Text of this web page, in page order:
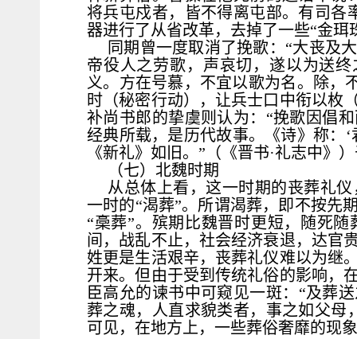
将兵屯戍者，皆不得离屯部。有司各
器进行了从省改革，去掉了一些“金
同期曾一度取消了挽歌：“大丧及
帝役人之劳歌，声哀切，遂以为送
义。方在号慕，不宜以歌为名。除，
时（秘密行动），让兵士口中衔以枚
补尚书郎的挚虞则认为：“挽歌因倡
经典所载，是历代故事。《诗》称：
《新礼》如旧。”（《晋书·礼志中》
（七）北魏时期
从总体上看，这一时期的丧葬礼
一时的“渴葬”。所谓渴葬，即不按先
“槀葬”。殡期比魏晋时更短，随死
间，战乱不止，社会经济衰退，达官
姓更是生活艰辛，丧葬礼仪难以为继
开来。但由于受到传统礼俗的影响，
臣高允的谏书中可窥见一斑：“及葬
葬之魂，人直求貌类者，事之如父母
可见，在地方上，一些葬俗奢靡的现